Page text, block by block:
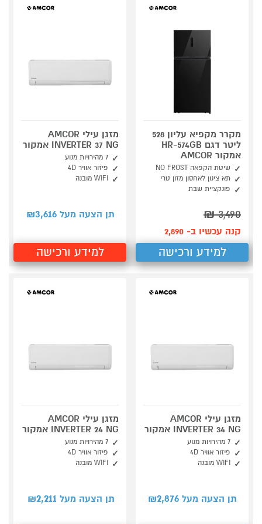
מקרר מקפיא עליון 528
ליטר דגם HR-574GB
אמקור AMCOR
שיטת הקפאה NO FROST
תא צינון לאחסון מזון טרי
פונקציית שבת
3,490
₪
קנה עכשיו ב- 2,890
למידע ורכישה
מזגן עילי AMCOR
INVERTER 37 NG אמקור
7 מהירויות מנוע
פיזור אוויר 4D
WIFI מובנה
תן הצעה מעל ₪ 3,616
למידע ורכישה
מזגן עילי AMCOR
INVERTER 34 NG אמקור
7 מהירויות מנוע
פיזור אוויר 4D
WIFI מובנה
תן הצעה מעל ₪ 2,876
מזגן עילי AMCOR
INVERTER 24 NG אמקור
7 מהירויות מנוע
פיזור אוויר 4D
WIFI מובנה
תן הצעה מעל ₪ 2,211